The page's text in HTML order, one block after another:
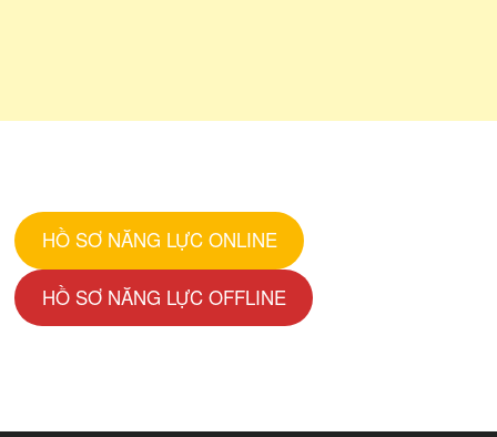
HỒ SƠ NĂNG LỰC ONLINE
HỒ SƠ NĂNG LỰC OFFLINE